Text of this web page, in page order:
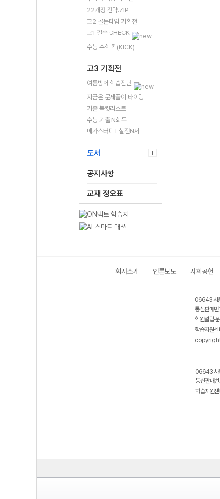
22개정 전략.ZIP
고2 골든타임 기획전
고1 필수 CHECK
수능 수학 킥(KICK)
고3 기획전
여름방학 학습진단
지금은 문제풀이 타이밍
기출 북킷리스트
수능 기출 N회독
메가스터디 E실전N제
도서
공지사항
교재 정오표
회사소개 언론보도 사회공헌
06643 서
통신판매
학원설립·
학습지원
06643 서
통신판매
학습지원